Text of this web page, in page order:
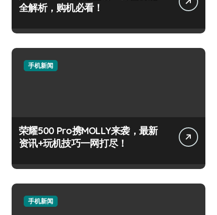
全解析，购机必看！
手机新闻
荣耀500 Pro携MOLLY来袭，最新
资讯+玩机技巧一网打尽！
手机新闻